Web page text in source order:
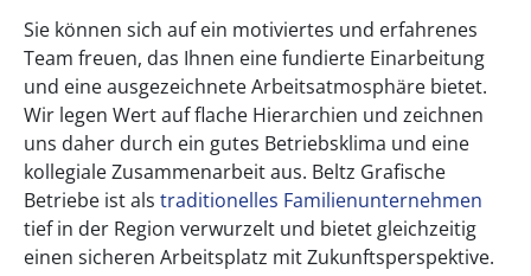
Sie können sich auf ein motiviertes und erfahrenes
Team freuen, das Ihnen eine fundierte Einarbeitung
und eine ausgezeichnete Arbeitsatmosphäre bietet.
Wir legen Wert auf flache Hierarchien und zeichnen
uns daher durch ein gutes Betriebsklima und eine
kollegiale Zusammenarbeit aus. Beltz Grafische
Betriebe ist als traditionelles Familienunternehmen
tief in der Region verwurzelt und bietet gleichzeitig
einen sicheren Arbeitsplatz mit Zukunftsperspektive.